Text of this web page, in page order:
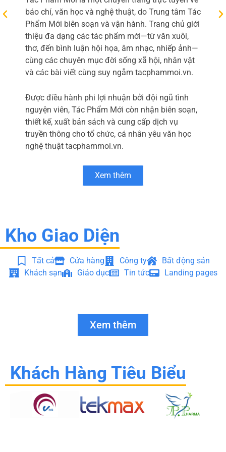
báo chí, văn học và nghệ thuật, do Trung tâm Tác
Phẩm Mới biên soạn và vận hành. Trang chủ giới
thiệu đa dạng các tác phẩm mới—từ văn xuôi,
thơ, đến bình luận hội họa, âm nhạc, nhiếp ảnh—
cùng các chuyên mục đời sống xã hội, nhân vật
và các bài viết cùng suy ngẫm tacphammoi.vn.
Được điều hành phi lợi nhuận bởi đội ngũ tình
nguyện viên, Tác Phẩm Mới còn nhận biên soạn,
thiết kế, xuất bản sách và cung cấp dịch vụ
truyền thông cho tổ chức, cá nhân yêu văn học
nghệ thuật tacphammoi.vn.
Xem thêm
Kho Giao Diện
Tất cả Cửa hàng Công ty
Bất động sản
Khách sạn
Giáo dục Tin tức Landing pages
Xem thêm
Khách Hàng Tiêu Biểu